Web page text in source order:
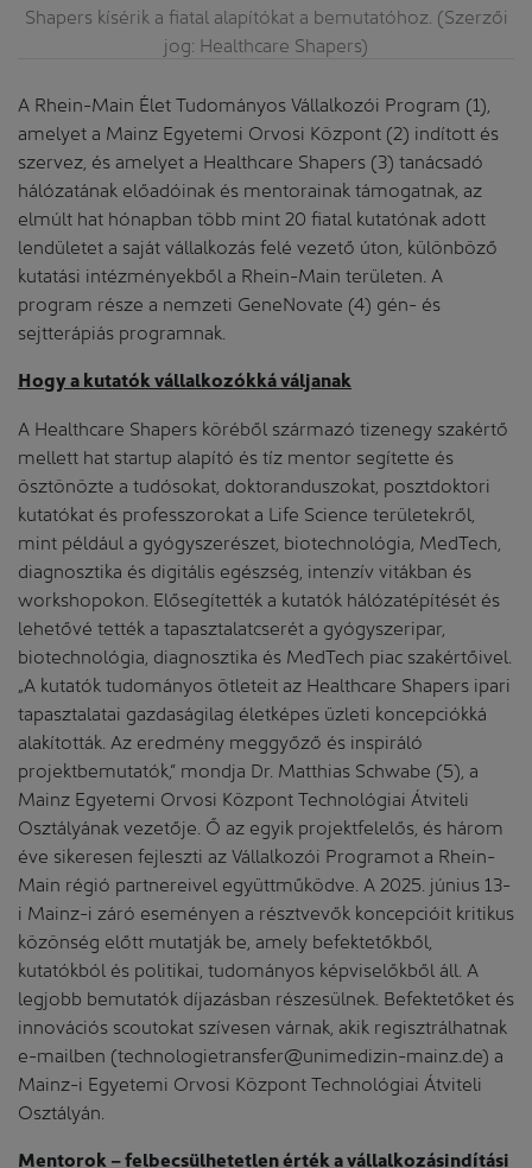
Shapers kísérik a fiatal alapítókat a bemutatóhoz. (Szerzői
jog: Healthcare Shapers)
A Rhein-Main Élet Tudományos Vállalkozói Program (1),
amelyet a Mainz Egyetemi Orvosi Központ (2) indított és
szervez, és amelyet a Healthcare Shapers (3) tanácsadó
hálózatának előadóinak és mentorainak támogatnak, az
elmúlt hat hónapban több mint 20 fiatal kutatónak adott
lendületet a saját vállalkozás felé vezető úton, különböző
kutatási intézményekből a Rhein-Main területen. A
program része a nemzeti GeneNovate (4) gén- és
sejtterápiás programnak.
Hogy a kutatók vállalkozókká váljanak
A Healthcare Shapers köréből származó tizenegy szakértő
mellett hat startup alapító és tíz mentor segítette és
ösztönözte a tudósokat, doktoranduszokat, posztdoktori
kutatókat és professzorokat a Life Science területekről,
mint például a gyógyszerészet, biotechnológia, MedTech,
diagnosztika és digitális egészség, intenzív vitákban és
workshopokon. Elősegítették a kutatók hálózatépítését és
lehetővé tették a tapasztalatcserét a gyógyszeripar,
biotechnológia, diagnosztika és MedTech piac szakértőivel.
„A kutatók tudományos ötleteit az Healthcare Shapers ipari
tapasztalatai gazdaságilag életképes üzleti koncepciókká
alakították. Az eredmény meggyőző és inspiráló
projektbemutatók,” mondja Dr. Matthias Schwabe (5), a
Mainz Egyetemi Orvosi Központ Technológiai Átviteli
Osztályának vezetője. Ő az egyik projektfelelős, és három
éve sikeresen fejleszti az Vállalkozói Programot a Rhein-
Main régió partnereivel együttműködve. A 2025. június 13-
i Mainz-i záró eseményen a résztvevők koncepcióit kritikus
közönség előtt mutatják be, amely befektetőkből,
kutatókból és politikai, tudományos képviselőkből áll. A
legjobb bemutatók díjazásban részesülnek. Befektetőket és
innovációs scoutokat szívesen várnak, akik regisztrálhatnak
e-mailben (technologietransfer@unimedizin-mainz.de) a
Mainz-i Egyetemi Orvosi Központ Technológiai Átviteli
Osztályán.
Mentorok – felbecsülhetetlen érték a vállalkozásindítási